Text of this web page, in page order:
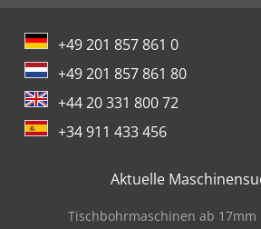
+49 201 857 861 0
+49 201 857 861 80
+44 20 331 800 72
+34 911 433 456
Aktuelle
Tischbohrmaschinen ab